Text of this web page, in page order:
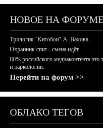
НОВОЕ НА
Трилогия "Китобои" А. Вахова.
Охранник спит - смена идёт
80% российского медиаконтента это
и наркологии.
Перейти на форум >>
ОБЛАКО ТЕГОВ